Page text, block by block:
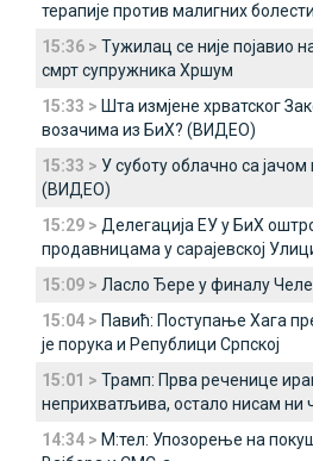
терапије против малигних
15:36 > Тужилац се није појавио
смрт супружника Хршум
15:33 > Шта измјене хрватског
возачима из БиХ? (ВИДЕО)
15:33 > У суботу облачно са
(ВИДЕО)
15:29 > Делегација ЕУ у БиХ
продавницама у сарајевској
15:09 > Ласло Ђере у финалу
15:04 > Павић: Поступање Хага
је порука и Републици Српској
15:01 > Трамп: Прва реченице
неприхватљива, остало нисам ни
14:34 > М:тел: Упозорење на